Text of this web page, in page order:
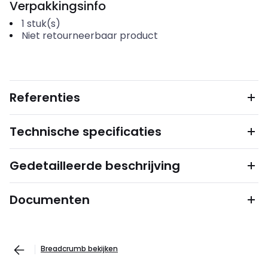
Verpakkingsinfo
1 stuk(s)
Niet retourneerbaar product
Referenties
Technische specificaties
Gedetailleerde beschrijving
Documenten
Breadcrumb bekijken